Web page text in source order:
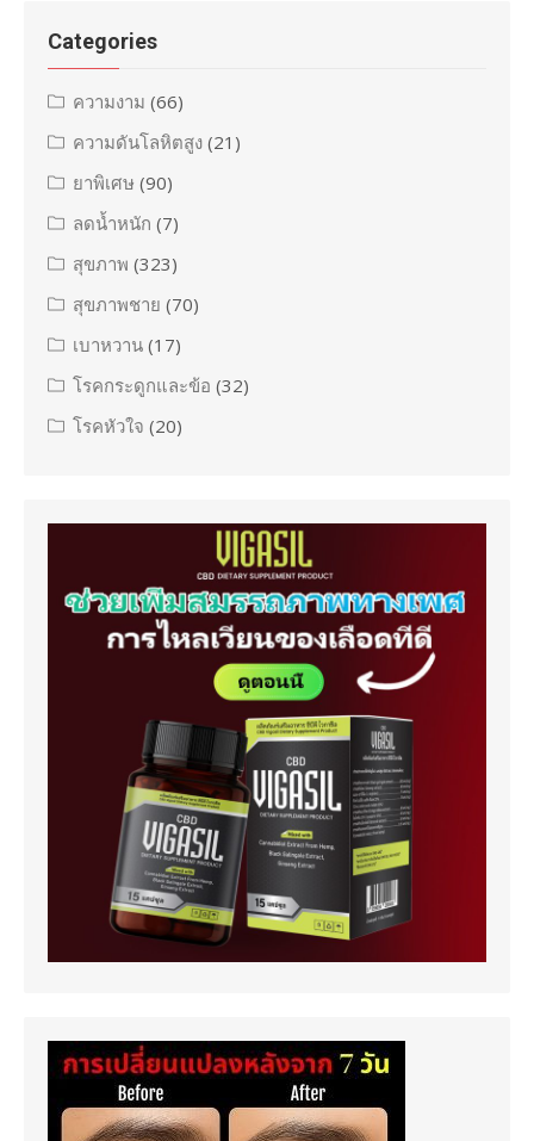
Categories
ความงาม (66)
ความดันโลหิตสูง (21)
ยาพิเศษ (90)
ลดน้ำหนัก (7)
สุขภาพ (323)
สุขภาพชาย (70)
เบาหวาน (17)
โรคกระดูกและข้อ (32)
โรคหัวใจ (20)